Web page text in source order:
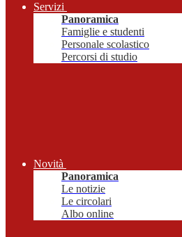
Servizi
Panoramica
Famiglie e studenti
Personale scolastico
Percorsi di studio
Novità
Panoramica
Le notizie
Le circolari
Albo online